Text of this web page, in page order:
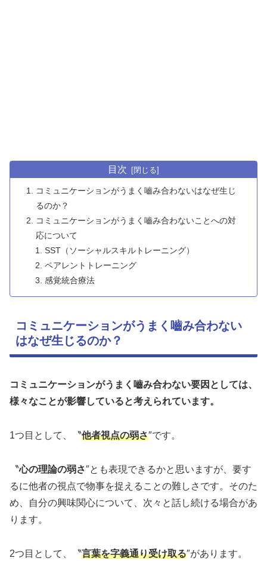
目次
コミュニケーションがうまく嚙み合わないはなぜ生じ
るのか？
コミュニケーションがうまく嚙み合わないことへの対
応について
SST（ソーシャルスキルトレーニング）
ペアレントトレーニング
感覚統合療法
コミュニケーションがうまく嚙み合わない
はなぜ生じるのか？
コミュニケーションがうまく嚙み合わない要因としては、
様々なことが影響していると考えられています。
1つ目として、〝他者視点の弱さ″です。
〝心の理論の弱さ″とも表現できるかと思いますが、要す
るに他者の視点で物事を捉えることの難しさです。そのた
め、自分の興味関心について、次々と話し続ける場合があ
ります。
2つ目として、〝言葉を字義通り受け取る″があります。